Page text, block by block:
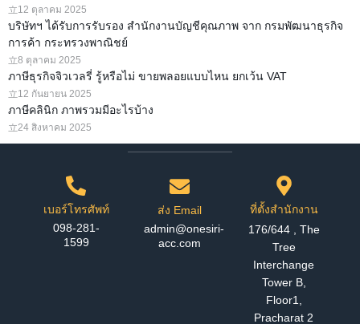
12 ตุลาคม 2025
บริษัทฯ ได้รับการรับรอง สำนักงานบัญชีคุณภาพ จาก กรมพัฒนาธุรกิจ
การค้า กระทรวงพาณิชย์
8 ตุลาคม 2025
ภาษีธุรกิจจิวเวลรี่ รู้หรือไม่ ขายพลอยแบบไหน ยกเว้น VAT
12 กันยายน 2025
ภาษีคลินิก ภาพรวมมีอะไรบ้าง
24 สิงหาคม 2025
เบอร์โทรศัพท์
098-281-
1599
ส่ง Email
admin@onesiri-
acc.com
ที่ตั้งสำนักงาน
176/644 , The
Tree
Interchange
Tower B,
Floor1,
Pracharat 2